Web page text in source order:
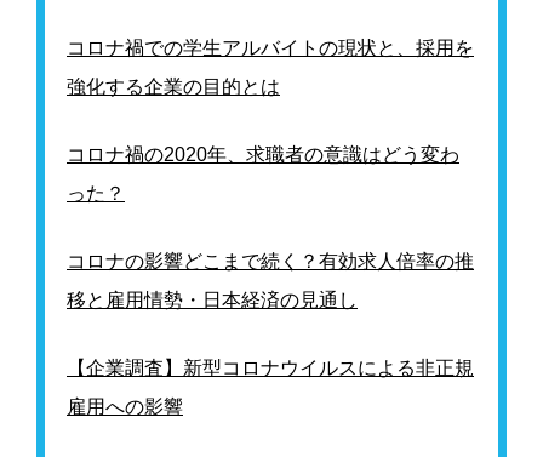
コロナ禍での学生アルバイトの現状と、採用を
強化する企業の目的とは
コロナ禍の2020年、求職者の意識はどう変わ
った？
コロナの影響どこまで続く？有効求人倍率の推
移と雇用情勢・日本経済の見通し
【企業調査】新型コロナウイルスによる非正規
雇用への影響